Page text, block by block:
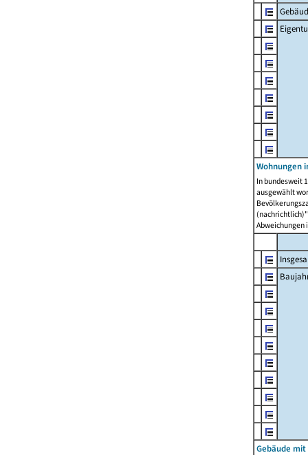
Wohnungen
In bundesweit
ausgewählt
Abweichungen
Gebäude mit